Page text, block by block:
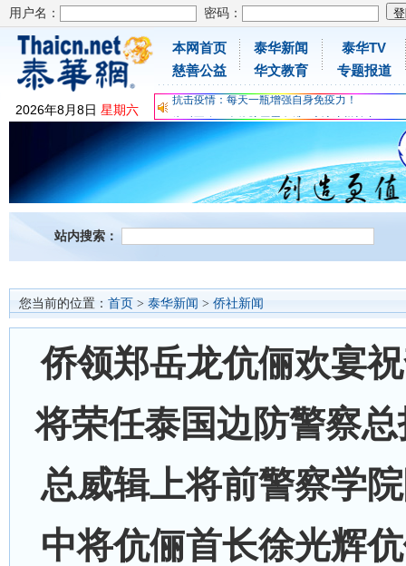
用户名： 密码：
2026年8月8日 星期六
本网首页
慈善公益
泰华新闻
华文教育
泰华TV
专题报道
为时不晚，人体胶原蛋白维C应该这样补充
关爱儿童健康，免费领取日本原装尤妮佳超立体
抗击疫情：每天一瓶增强自身免疫力！
为时不晚，人体胶原蛋白维C应该这样补充
关爱儿童健康，免费领取日本原装尤妮佳超立体
抗击疫情：每天一瓶增强自身免疫力！
站内搜索：
您当前的位置： 首页 > 泰华新闻 > 侨社新闻
侨领郑岳龙伉俪欢宴
将荣任泰国边防警察
总威辑上将前警察学
中将伉俪首长徐光辉